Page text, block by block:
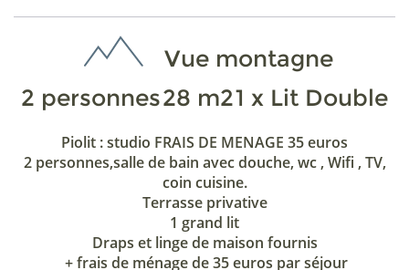
Vue montagne
2 personnes28 m21 x Lit Double
Piolit : studio FRAIS DE MENAGE 35 euros
2 personnes,salle de bain avec douche, wc , Wifi , TV,
coin cuisine.
Terrasse privative
1 grand lit
Draps et linge de maison fournis
+ frais de ménage de 35 euros par séjour